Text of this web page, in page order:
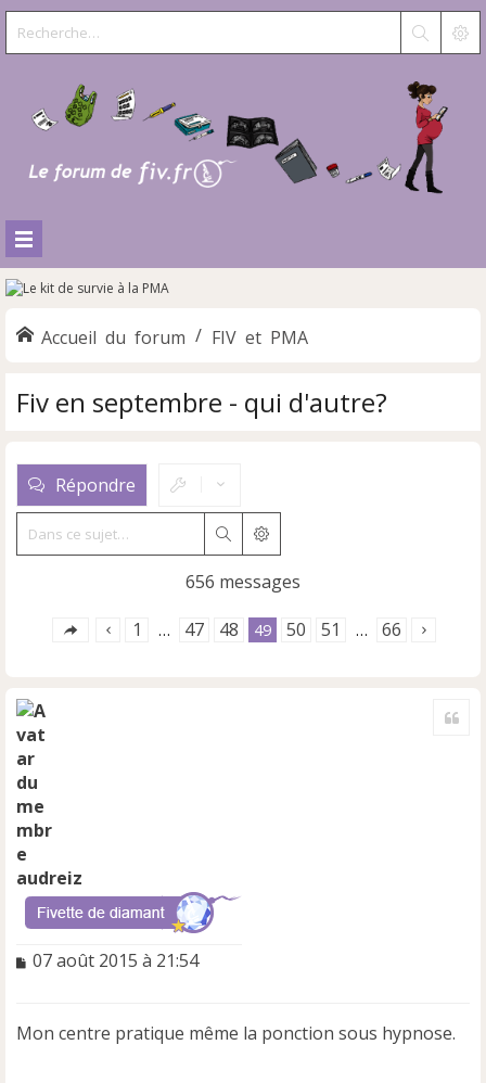
Accueil du forum FIV et PMA
Fiv en septembre - qui d'autre?
Répondre
RechercherRecherche avancée
656 messages
1 … 47 48 49 50 51 … 66
audreiz
M
s
a
07 août 2015 à 21:54
Mon centre pratique même la ponction sous hypnose.